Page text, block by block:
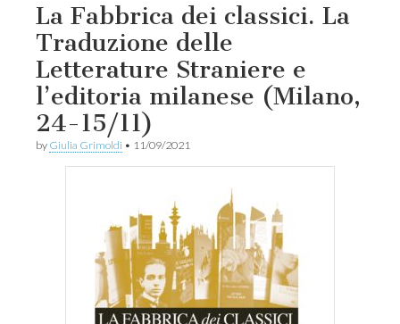
La Fabbrica dei classici. La
Traduzione delle
Letterature Straniere e
l’editoria milanese (Milano,
24-15/11)
by Giulia Grimoldi • 11/09/2021